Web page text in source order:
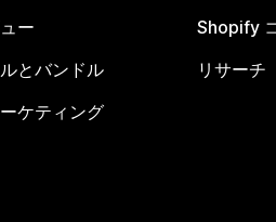
ー
とバンドル
ケティング
Shopify
リサーチ